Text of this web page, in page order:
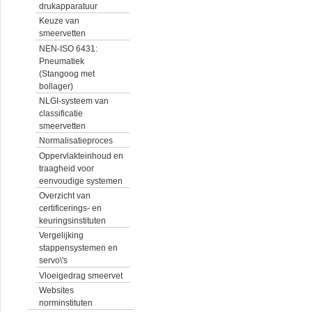
drukapparatuur
Keuze van
smeervetten
NEN-ISO 6431:
Pneumatiek
(Stangoog met
bollager)
NLGI-systeem van
classificatie
smeervetten
Normalisatieproces
Oppervlakteinhoud en
traagheid voor
eenvoudige systemen
Overzicht van
certificerings- en
keuringsinstituten
Vergelijking
stappensystemen en
servo\'s
Vloeigedrag smeervet
Websites
norminstituten